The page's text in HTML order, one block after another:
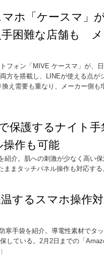
マホ「ケースマ
困難な店舗も
フォン「MIVE ケースマ」が、
方を搭載し、LINEが使える点が
え需要も重なり、メーカー側
保護するナイト
作も可能
紹介。肌への刺激が少なく高い
ままタッチパネル操作も対応す
するスマホ操作
寒手袋を紹介。導電性素材でタ
している。2月2日までの「